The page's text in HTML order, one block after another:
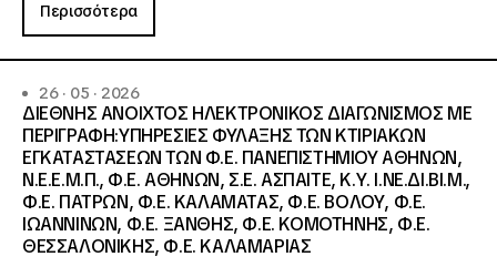
Περισσότερα
26 · 05 · 2026
ΔΙΕΘΝΗΣ ΑΝΟΙΧΤΟΣ ΗΛΕΚΤΡΟΝΙΚΟΣ ΔΙΑΓΩΝΙΣΜΟΣ ΜΕ
ΠΕΡΙΓΡΑΦΗ:ΥΠΗΡΕΣΙΕΣ ΦΥΛΑΞΗΣ ΤΩΝ ΚΤΙΡΙΑΚΩΝ
ΕΓΚΑΤΑΣΤΑΣΕΩΝ ΤΩΝ Φ.Ε. ΠΑΝΕΠΙΣΤΗΜΙΟΥ ΑΘΗΝΩΝ,
Ν.Ε.Ε.Μ.Π., Φ.Ε. ΑΘΗΝΩΝ, Σ.Ε. ΑΣΠΑΙΤΕ, Κ.Υ. Ι.ΝΕ.ΔΙ.ΒΙ.Μ.,
Φ.Ε. ΠΑΤΡΩΝ, Φ.Ε. ΚΑΛΑΜΑΤΑΣ, Φ.Ε. ΒΟΛΟΥ, Φ.Ε.
ΙΩΑΝΝΙΝΩΝ, Φ.Ε. ΞΑΝΘΗΣ, Φ.Ε. ΚΟΜΟΤΗΝΗΣ, Φ.Ε.
ΘΕΣΣΑΛΟΝΙΚΗΣ, Φ.Ε. ΚΑΛΑΜΑΡΙΑΣ